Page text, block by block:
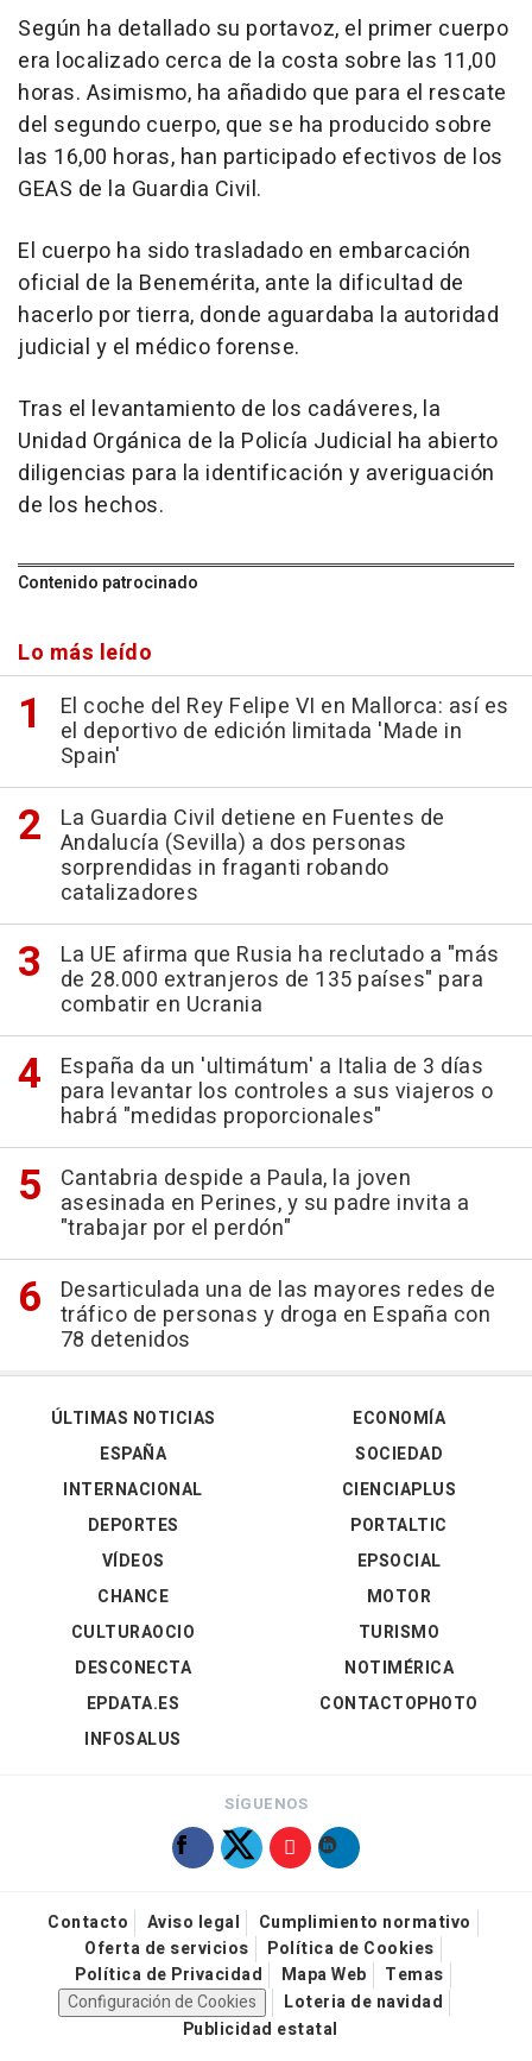
Según ha detallado su portavoz, el primer cuerpo
era localizado cerca de la costa sobre las 11,00
horas. Asimismo, ha añadido que para el rescate
del segundo cuerpo, que se ha producido sobre
las 16,00 horas, han participado efectivos de los
GEAS de la Guardia Civil.
El cuerpo ha sido trasladado en embarcación
oficial de la Benemérita, ante la dificultad de
hacerlo por tierra, donde aguardaba la autoridad
judicial y el médico forense.
Tras el levantamiento de los cadáveres, la
Unidad Orgánica de la Policía Judicial ha abierto
diligencias para la identificación y averiguación
de los hechos.
Contenido patrocinado
Lo más leído
El coche del Rey Felipe VI en Mallorca: así es
el deportivo de edición limitada 'Made in
Spain'
La Guardia Civil detiene en Fuentes de
Andalucía (Sevilla) a dos personas
sorprendidas in fraganti robando
catalizadores
La UE afirma que Rusia ha reclutado a "más
de 28.000 extranjeros de 135 países" para
combatir en Ucrania
España da un 'ultimátum' a Italia de 3 días
para levantar los controles a sus viajeros o
habrá "medidas proporcionales"
Cantabria despide a Paula, la joven
asesinada en Perines, y su padre invita a
"trabajar por el perdón"
Desarticulada una de las mayores redes de
tráfico de personas y droga en España con
78 detenidos
ÚLTIMAS NOTICIAS
ESPAÑA
INTERNACIONAL
DEPORTES
VÍDEOS
ECONOMÍA
SOCIEDAD
CIENCIAPLUS
PORTALTIC
EPSOCIAL
CHANCE
CULTURAOCIO
DESCONECTA
EPDATA.ES
INFOSALUS
MOTOR
TURISMO
NOTIMÉRICA
CONTACTOPHOTO
SÍGUENOS
Contacto Aviso legal
Cumplimiento normativo
Oferta de servicios
Política de Cookies
Política de Privacidad
Mapa Web
Temas
Configuración de Cookies
Loteria de navidad
Publicidad estatal